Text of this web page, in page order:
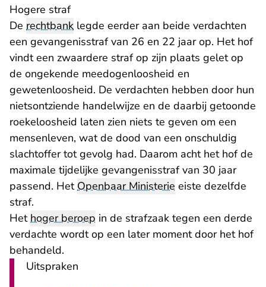
Hogere straf
De rechtbank legde eerder aan beide verdachten
een gevangenisstraf van 26 en 22 jaar op. Het hof
vindt een zwaardere straf op zijn plaats gelet op
de ongekende meedogenloosheid en
gewetenloosheid. De verdachten hebben door hun
nietsontziende handelwijze en de daarbij getoonde
roekeloosheid laten zien niets te geven om een
mensenleven, wat de dood van een onschuldig
slachtoffer tot gevolg had. Daarom acht het hof de
maximale tijdelijke gevangenisstraf van 30 jaar
passend. HetOpenbaar Ministerie eiste dezelfde
straf.
Hethoger beroep in de strafzaak tegen een derde
verdachte wordt op een later moment door het hof
behandeld.
Uitspraken